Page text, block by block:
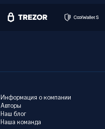
Информация о компании
Авторы
Наш блог
Наша команда